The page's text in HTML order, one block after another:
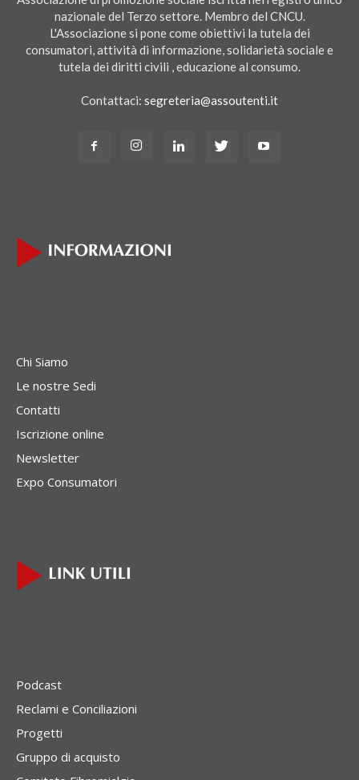
nazionale del Terzo settore. Membro del CNCU.
L'Associazione si pone come obiettivi la tutela dei
consumatori, attività di informazione, solidarietà sociale e
tutela dei diritti civili , educazione al consumo.
Contattaci: segreteria@assoutenti.it
Chi Siamo
Le nostre Sedi
Contatti
Iscrizione online
Newsletter
Expo Consumatori
Podcast
Reclami e Conciliazioni
Progetti
Gruppo di acquisto